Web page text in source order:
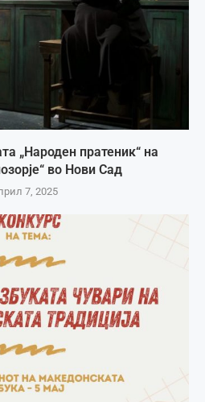
„Народен пратеник“ на
во Нови Сад
7, 2025